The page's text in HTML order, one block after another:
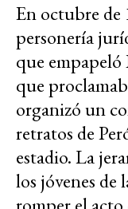
En octubre de
personería
que empapeló
que
organizó un
retratos de
estadio. La
los jóvenes